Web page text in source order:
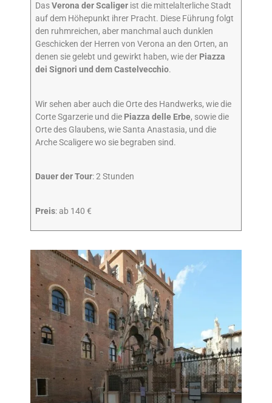
DasVerona der Scaliger ist die mittelalterliche Stadt
auf dem Höhepunkt ihrer Pracht. Diese Führung folgt
den ruhmreichen, aber manchmal auch dunklen
Geschicken der Herren von Verona an den Orten, an
denen sie gelebt und gewirkt haben, wie der Piazza
dei Signori und dem Castelvecchio.
Wir sehen aber auch die Orte des Handwerks, wie die
Corte Sgarzerie und die Piazza delle Erbe, sowie die
Orte des Glaubens, wie Santa Anastasia, und die
Arche Scaligere wo sie begraben sind.
Dauer der Tour: 2 Stunden
Preis: ab 140 €